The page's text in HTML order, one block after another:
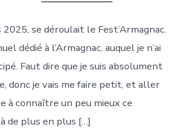
2025, se déroulait le Fest’Armagnac.
dédié à l’Armagnac, auquel je n’ai
Faut dire que je suis absolument
donc je vais me faire petit, et aller
à connaître un peu mieux ce
de plus en plus […]